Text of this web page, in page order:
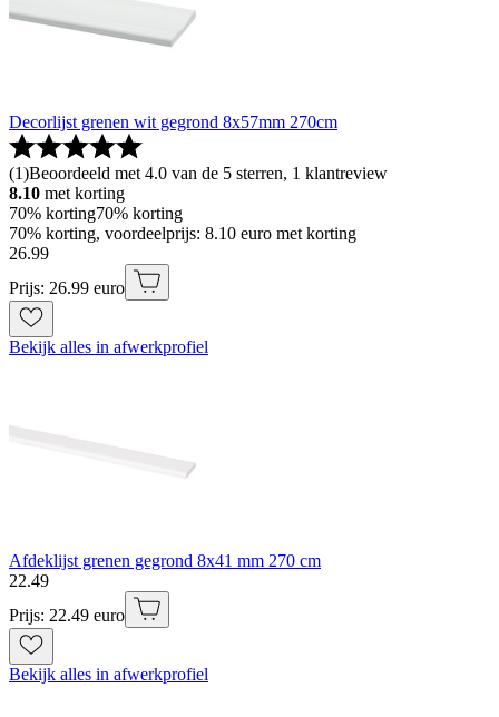
Decorlijst grenen wit gegrond 8x57mm 270cm
(1)Beoordeeld met 4.0 van de 5 sterren, 1 klantreview
8.10 met korting
70% korting70% korting
70% korting, voordeelprijs: 8.10 euro met korting
26.99
Prijs: 26.99 euro
Bekijk alles in afwerkprofiel
Afdeklijst grenen gegrond 8x41 mm 270 cm
22.49
Prijs: 22.49 euro
Bekijk alles in afwerkprofiel